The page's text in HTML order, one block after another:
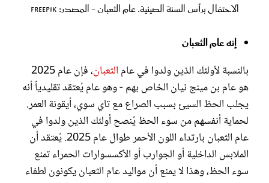
الاحتفال برأس السنة الصينية. عام الثعبان - المصدر: freepik
إنه عام الثعبان
بالنسبة لأولئك الذين ولدوا في عام الثعبان
، فإن عام 2025
هو عام بن مينج نيان الخاص بهم - وهو عام يُعتقد تقليدياً أنه
يجلب الحظ السيئ بسبب الصراع مع تاي سوي، أيقونة العمر.
لحماية أنفسهم من سوء الحظ يُنصح أولئك الذين ولدوا في
عام الثعبان بارتداء اللون الأحمر طوال عام 2025. يُعتقد أن
الملابس الداخلية أو الجوارب أو الأكسسوارات الحمراء تمنع
سوء الحظ، وهذا لا يمنع أن مواليد عام الثعبان يكونون لطفاء